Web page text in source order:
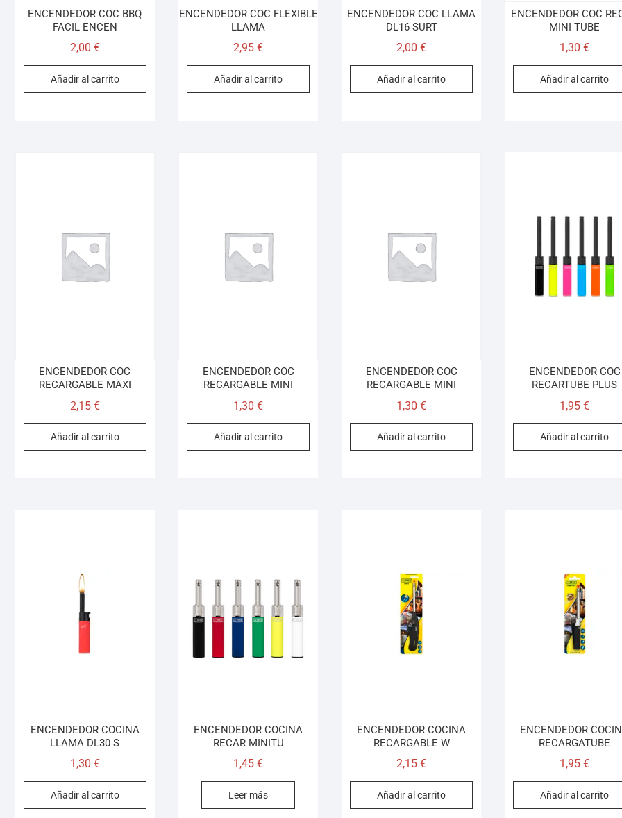
ENCENDEDOR COC BBQ
FACIL ENCEN
2,00 €
Añadir al carrito
ENCENDEDOR COC FLEXIBLE
LLAMA
2,95€
Añadir al carrito
ENCENDEDOR COC LLAMA
DL16 SURT
2,00€
Añadir al carrito
ENCENDEDOR COC
MINI TUBE
1,30€
Añadir al carrito
ENCENDEDOR COC
RECARGABLE MAXI
2,15 €
Añadir al carrito
ENCENDEDOR COC
RECARGABLE MINI
1,30€
Añadir al carrito
ENCENDEDOR COC
RECARGABLE MINI
1,30€
Añadir al carrito
ENCENDEDOR COC
RECARTUBE PLUS
1,95€
Añadir al carrito
ENCENDEDOR COCINA
LLAMA DL30 S
1,30 €
Añadir al carrito
ENCENDEDOR COCINA
RECAR MINITU
1,45€
Leer más
ENCENDEDOR COCINA
RECARGABLE W
2,15€
Añadir al carrito
ENCENDEDOR
RECARGATUBE
1,95€
Añadir al carrito